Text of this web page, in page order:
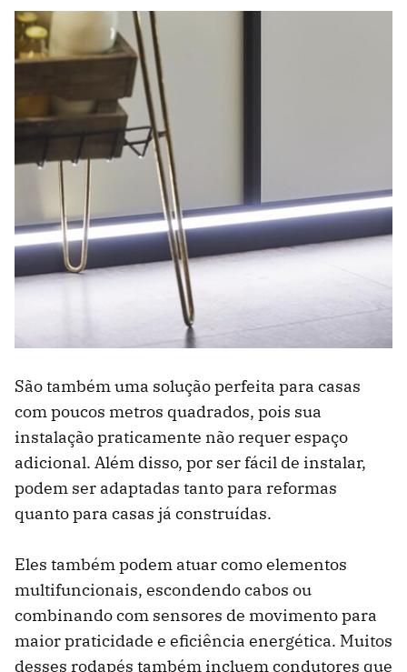
São também uma solução perfeita para casas
com poucos metros quadrados, pois sua
instalação praticamente não requer espaço
adicional. Além disso, por ser fácil de instalar,
podem ser adaptadas tanto para reformas
quanto para casas já construídas.
Eles também podem atuar como elementos
multifuncionais, escondendo cabos ou
combinando com sensores de movimento para
maior praticidade e eficiência energética. Muitos
desses rodapés também incluem condutores que